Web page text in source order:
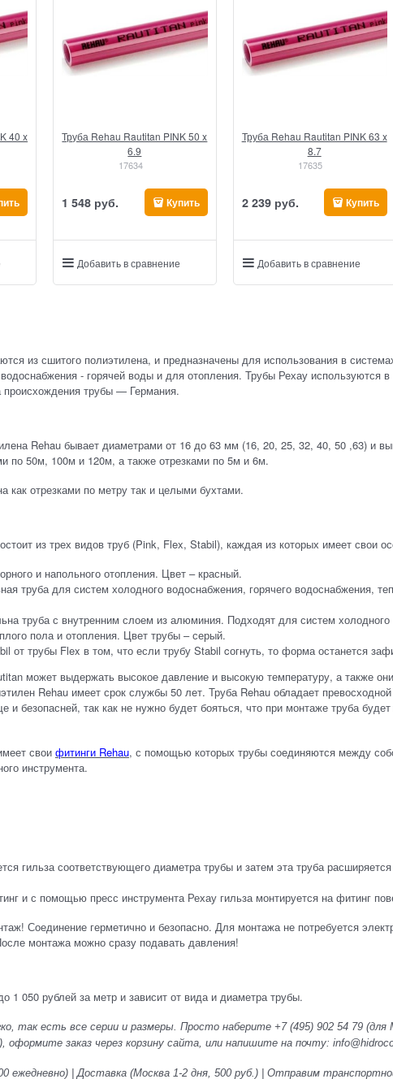
40 x
Труба Rehau Rautitan PINK 50 x
6.9
17634
1 548 руб. Купить
Добавить в сравнение
Труба Rehau Rautitan PINK 63 x
8.7
17635
2 239 руб. Купить
Добавить в сравнение
из сшитого полиэтилена, и предназначены для использования в
- горячей воды и для отопления. Трубы Рехау используются
происхождения трубы — Германия.
Rehau бывает диаметрами от 16 до 63 мм (16, 20, 25, 32, 40, 50 ,63) и
по 50м, 100м и 120м, а также отрезками по 5м и 6м.
как отрезками по метру так и целыми бухтами.
из трех видов труб (Pink, Flex, Stabil), каждая из которых имеет свои
и напольного отопления. Цвет – красный.
труба для систем холодного водоснабжения, горячего водоснабжения,
труба с внутренним слоем из алюминия. Подходят для систем холодного
пола и отопления. Цвет трубы – серый.
от трубы Flex в том, что если трубу Stabil cогнуть, то форма останется
может выдержать высокое давление и высокую температуру, а также
Rehau имеет срок службы 50 лет. Труба Rehau обладает
безопасней, так как не нужно будет бояться, что при монтаже труба
свои фитинги Rehau, с помощью которых трубы соединяются между
инструмента.
гильза соответствующего диаметра трубы и затем эта труба
и с помощью пресс инструмента Рехау гильза монтируется на фитинг
Соединение герметично и безопасно. Для монтажа не потребуется
монтажа можно сразу подавать давления!
1 050 рублей за метр и зависит от вида и диаметра трубы.
так есть все серии и размеры. Просто наберите +7 (495) 902 54 79 (для
оформите заказ через корзину сайта, или напишите на почту:
ежедневно) | Доставка (Москва 1-2 дня, 500 руб.) | Отправим